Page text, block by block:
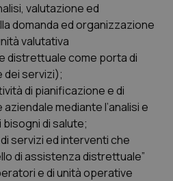
valutazione ed
domanda ed organizzazione
valutativa
distrettuale come porta di
dei servizi);
di pianificazione e di
mediante l’analisi e
di salute;
servizi ed interventi che
di assistenza distrettuale”
e di unità operative